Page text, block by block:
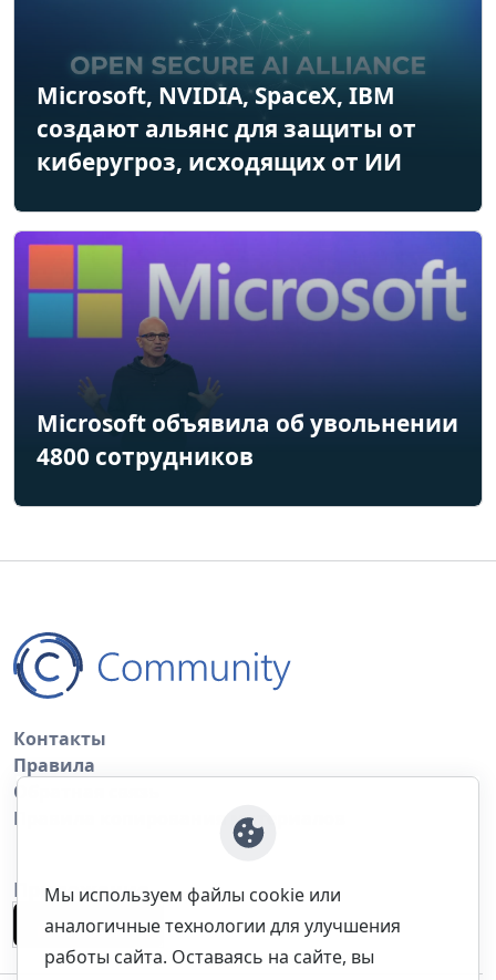
Microsoft, NVIDIA, SpaceX, IBM
создают альянс для защиты от
киберугроз, исходящих от ИИ
Microsoft объявила об увольнении
4800 сотрудников
Контакты
Правила
Обратная связь
Правила копирования материалов
Приложение
Мы используем файлы cookie или
аналогичные технологии для улучшения
работы сайта. Оставаясь на сайте, вы